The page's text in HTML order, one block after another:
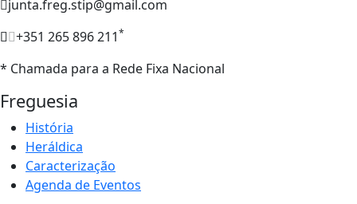
junta.freg.stip@gmail.com
+351 265 896 211*
* Chamada para a Rede Fixa Nacional
Freguesia
História
Heráldica
Caracterização
Agenda de Eventos